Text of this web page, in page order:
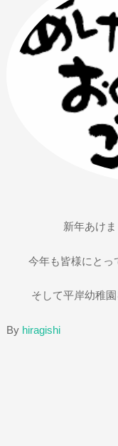
新年あけ
今年も皆様にと
そして平岸幼稚
By hiragishi